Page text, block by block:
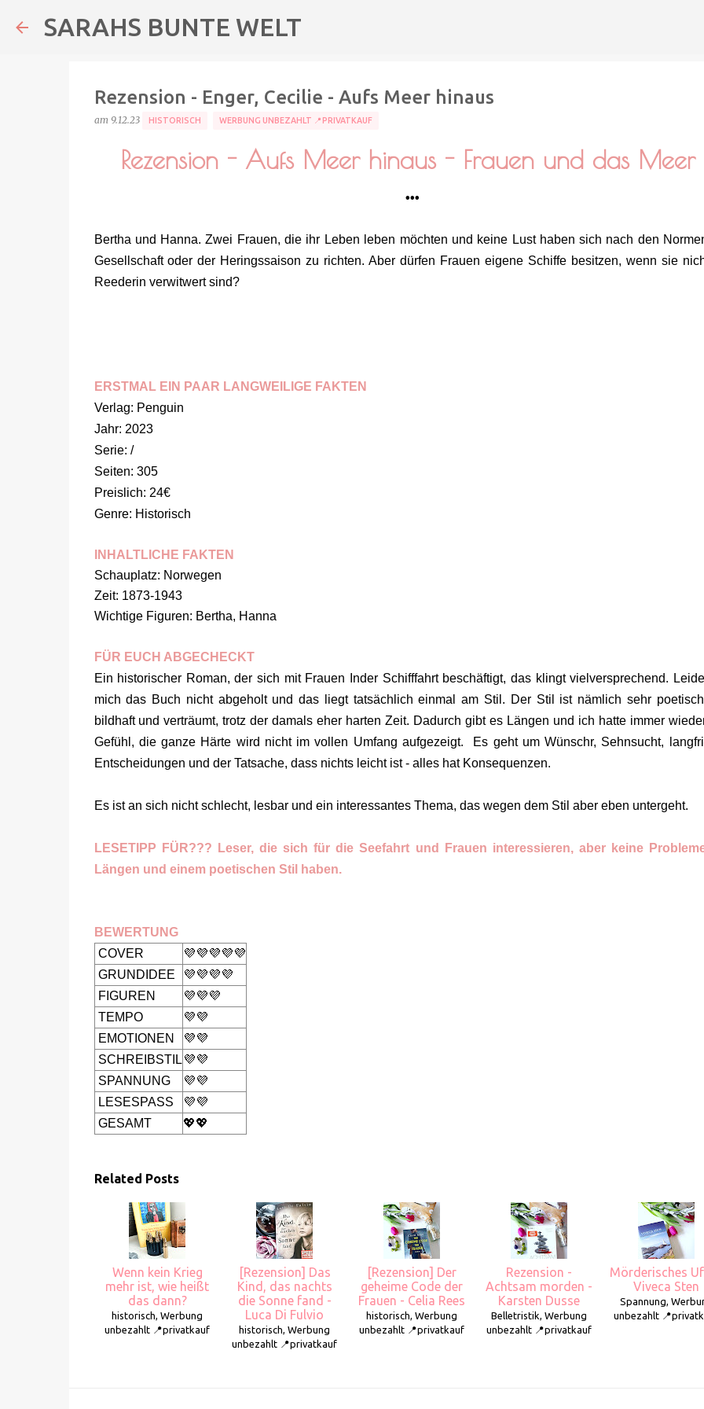
SARAHS BUNTE WELT
Rezension - Enger, Cecilie - Aufs Meer hinaus
am 9.12.23 HISTORISCH WERBUNG UNBEZAHLT 📍PRIVATKAUF
Rezension - Aufs Meer hinaus - Frauen und das Meer
•••
Bertha und Hanna. Zwei Frauen, die ihr Leben leben möchten und keine Lust haben sich nach den
Gesellschaft oder der Heringssaison zu richten. Aber dürfen Frauen eigene Schiffe besitzen, wenn sie
Reederin verwitwert sind?
ERSTMAL EIN PAAR LANGWEILIGE FAKTEN
Verlag: Penguin
Jahr: 2023
Serie: /
Seiten: 305
Preislich: 24€
Genre: Historisch
INHALTLICHE FAKTEN
Schauplatz: Norwegen
Zeit: 1873-1943
Wichtige Figuren: Bertha, Hanna
FÜR EUCH ABGECHECKT
Ein historischer Roman, der sich mit Frauen Inder Schifffahrt beschäftigt, das klingt vielversprechend.
mich das Buch nicht abgeholt und das liegt tatsächlich einmal am Stil. Der Stil ist nämlich sehr
bildhaft und verträumt, trotz der damals eher harten Zeit. Dadurch gibt es Längen und ich hatte immer
Gefühl, die ganze Härte wird nicht im vollen Umfang aufgezeigt. Es geht um Wünschr, Sehnsucht,
Entscheidungen und der Tatsache, dass nichts leicht ist - alles hat Konsequenzen.
Es ist an sich nicht schlecht, lesbar und ein interessantes Thema, das wegen dem Stil aber eben untergeht.
LESETIPP FÜR??? Leser, die sich für die Seefahrt und Frauen interessieren, aber keine
Längen und einem poetischen Stil haben.
BEWERTUNG
COVER
💜💜💜💜💜
GRUNDIDEE
💜💜💜💜
FIGUREN
💜💜💜
TEMPO
💜💜
EMOTIONEN
💜💜
SCHREIBSTIL 💜💜
SPANNUNG
💜💜
LESESPASS
💜💜
GESAMT
💖💖
Related Posts
Wenn kein Krieg
mehr ist, wie heißt
das dann?
historisch, Werbung
unbezahlt 📍privatkauf
[Rezension] Das
Kind, das nachts
die Sonne fand -
Luca Di Fulvio
historisch, Werbung
unbezahlt 📍privatkauf
[Rezension] Der
geheime Code der
Frauen - Celia Rees
historisch, Werbung
unbezahlt 📍privatkauf
Rezension -
Achtsam morden -
Karsten Dusse
Belletristik, Werbung
unbezahlt 📍privatkauf
Mörderisches
Viveca Sten
Spannung,
unbezahlt